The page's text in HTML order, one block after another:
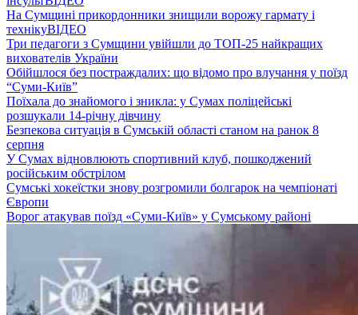
На Сумщині прикордонники знищили ворожу гармату і
технікуВІДЕО
Три педагоги з Сумщини увійшли до ТОП-25 найкращих
вихователів України
Обійшлося без постраждалих: що відомо про влучання у поїзд
“Суми-Київ”
Поїхала до знайомого і зникла: у Сумах поліцейські
розшукали 14-річну дівчину
Безпекова ситуація в Сумській області станом на ранок 8
серпня
У Сумах відновлюють спортивний клуб, пошкоджений
російським обстрілом
Сумські хокеїстки знову розгромили болгарок на чемпіонаті
Європи
Ворог атакував поїзд «Суми-Київ» у Сумському районі